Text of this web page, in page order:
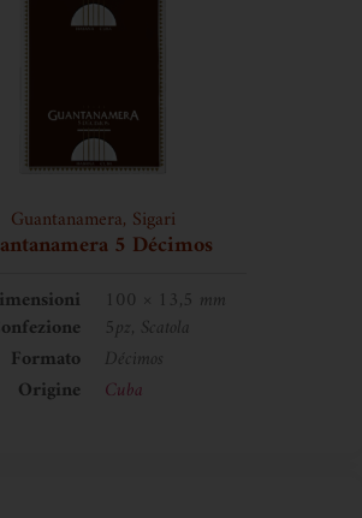
Guantanamera, Sigari
5 Décimos
100 × 13,5 mm
5pz, Scatola
Formato
Décimos
Origine
Cuba